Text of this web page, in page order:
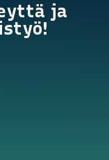
ja